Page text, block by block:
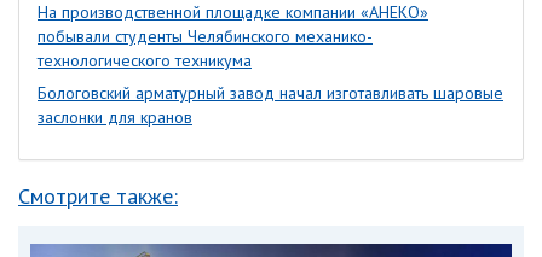
На производственной площадке компании «АНЕКО»
побывали студенты Челябинского механико-
технологического техникума
Бологовский арматурный завод начал изготавливать шаровые
заслонки для кранов
Смотрите также: